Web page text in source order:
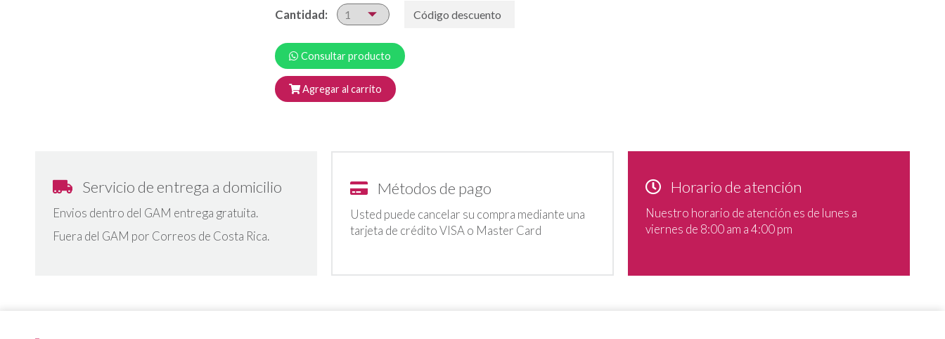
Cantidad:
Consultar producto
Agregar al carrito
Servicio de entrega a domicilio
Envios dentro del GAM entrega gratuita.
Fuera del GAM por Correos de Costa Rica.
Métodos de pago
Usted puede cancelar su compra mediante una
tarjeta de crédito VISA o Master Card
Horario de atención
Nuestro horario de atención es de lunes a
viernes de 8:00 am a 4:00 pm